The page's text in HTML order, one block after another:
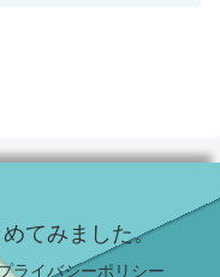
てみました。
ライバシーポリシー